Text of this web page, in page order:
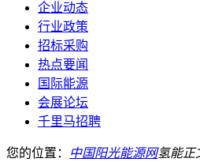
企业动态
行业政策
招标采购
热点要闻
国际能源
会展论坛
千里马招聘
您的位置： 中国阳光能源网氢能正